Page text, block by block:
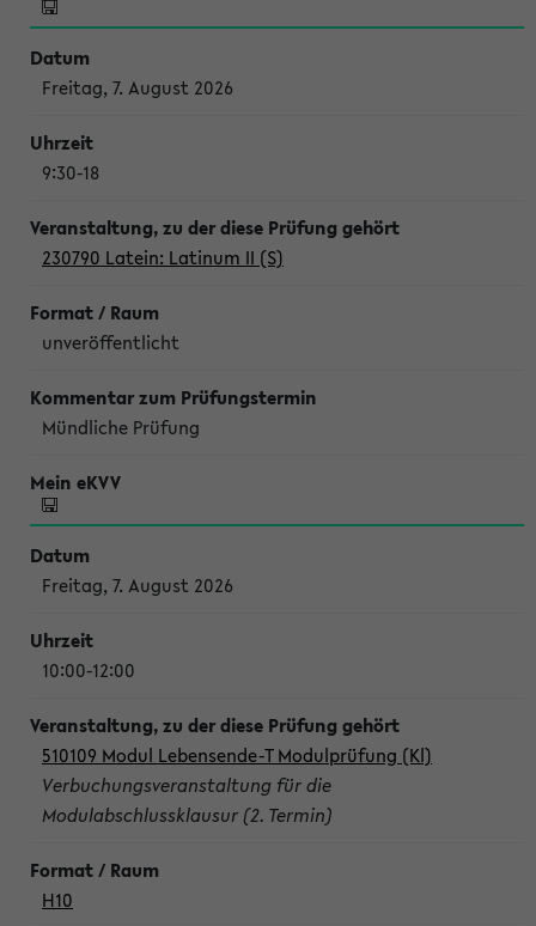
Freitag, 7. August 2026
9:30-18
230790 Latein: Latinum II (S)
unveröffentlicht
Mündliche Prüfung
Freitag, 7. August 2026
10:00-12:00
510109 Modul Lebensende-T Modulprüfung (Kl)
Verbuchungsveranstaltung für die
Modulabschlussklausur (2. Termin)
H10